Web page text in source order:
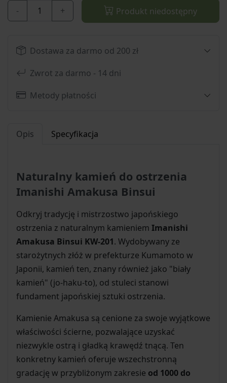
- + Produkt niedostępny
Dostawa za darmo od 200 zł
Zwrot za darmo - 14 dni
Metody płatności
Opis Specyfikacja
Naturalny kamień do ostrzenia
Imanishi Amakusa Binsui
Odkryj tradycję i mistrzostwo japońskiego
ostrzenia z naturalnym kamieniem Imanishi
Amakusa Binsui KW-201. Wydobywany ze
starożytnych złóż w prefekturze Kumamoto w
Japonii, kamień ten, znany również jako "biały
kamień" (jo-haku-to), od stuleci stanowi
fundament japońskiej sztuki ostrzenia.
Kamienie Amakusa są cenione za swoje wyjątkowe
właściwości ścierne, pozwalające uzyskać
niezwykle ostrą i gładką krawędź tnącą. Ten
konkretny kamień oferuje wszechstronną
gradację w przybliżonym zakresie od 1000 do